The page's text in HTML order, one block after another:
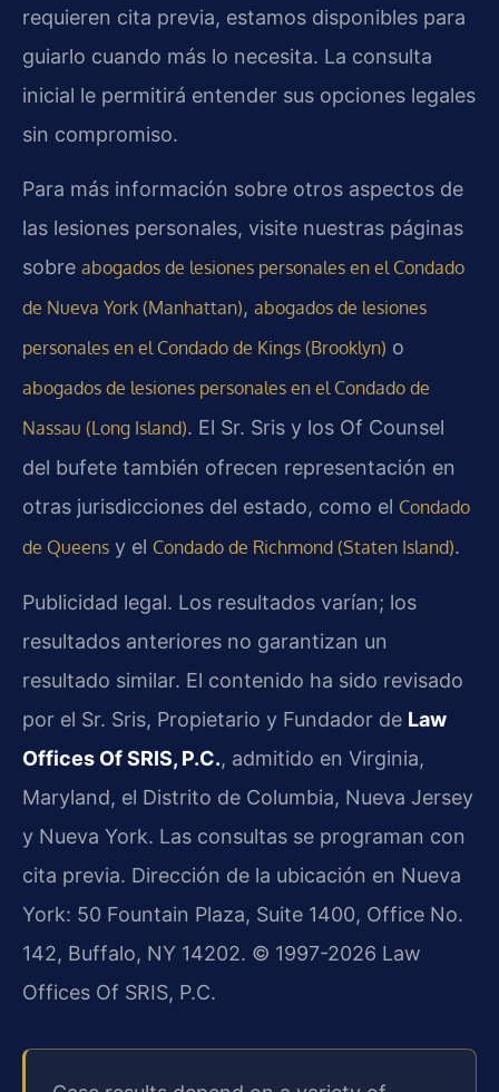
requieren cita previa, estamos disponibles para
guiarlo cuando más lo necesita. La consulta
inicial le permitirá entender sus opciones legales
sin compromiso.
Para más información sobre otros aspectos de
las lesiones personales, visite nuestras páginas
sobre abogados de lesiones personales en el Condado
de Nueva York (Manhattan), abogados de lesiones
personales en el Condado de Kings (Brooklyn) o
abogados de lesiones personales en el Condado de
Nassau (Long Island). El Sr. Sris y los Of Counsel
del bufete también ofrecen representación en
otras jurisdicciones del estado, como el Condado
de Queens y el Condado de Richmond (Staten Island).
Publicidad legal. Los resultados varían; los
resultados anteriores no garantizan un
resultado similar. El contenido ha sido revisado
por el Sr. Sris, Propietario y Fundador de Law
Offices Of SRIS, P.C., admitido en Virginia,
Maryland, el Distrito de Columbia, Nueva Jersey
y Nueva York. Las consultas se programan con
cita previa. Dirección de la ubicación en Nueva
York: 50 Fountain Plaza, Suite 1400, Office No.
142, Buffalo, NY 14202. © 1997-2026 Law
Offices Of SRIS, P.C.